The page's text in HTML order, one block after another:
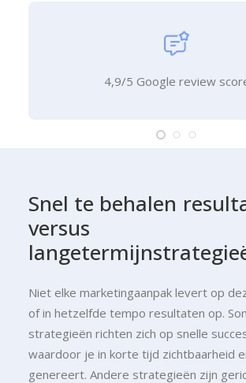
4,9/5 Google review
Snel te behalen
versus
Niet elke marketingaanpak levert op
of in hetzelfde tempo resultaten op.
strategieën richten zich op snelle
waardoor je in korte tijd zichtbaarheid
genereert. Andere strategieën zijn